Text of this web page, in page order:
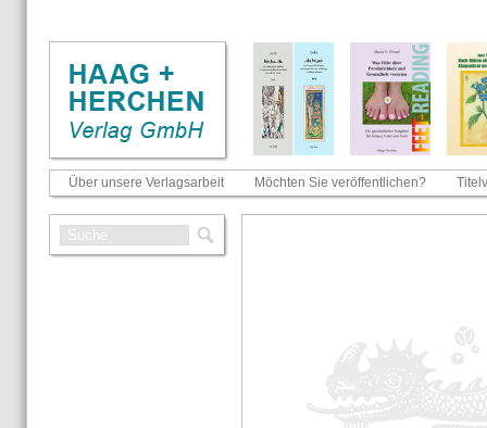
Über unsere Verlagsarbeit Möchten Sie veröffentlichen?